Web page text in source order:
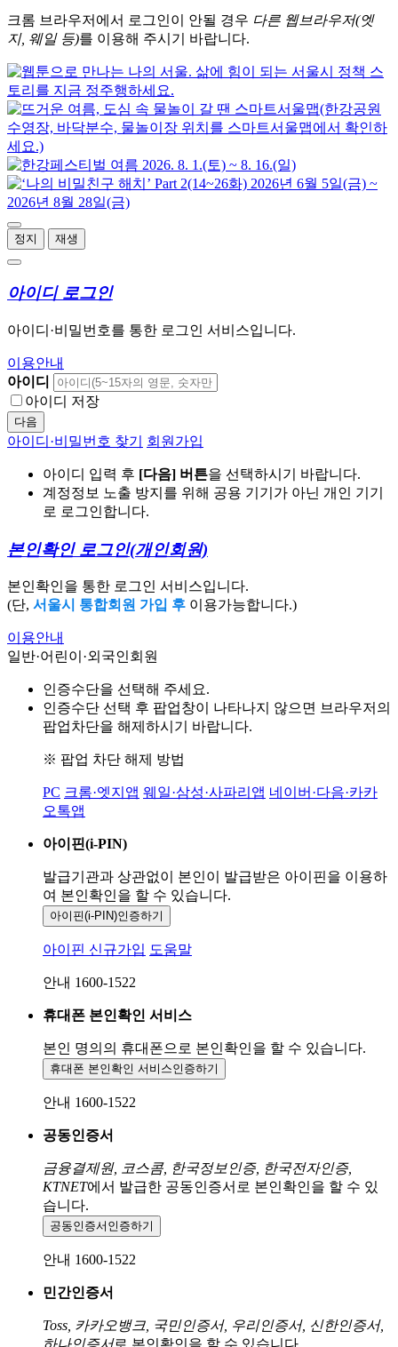
크롬 브라우저에서 로그인이 안될 경우 다른 웹브라우저(엣
지, 웨일 등)를 이용해 주시기 바랍니다.
정지 재생
아이디 로그인
아이디·비밀번호를 통한 로그인 서비스입니다.
이용안내
아이디
아이디 저장
다음
아이디·비밀번호 찾기 회원가입
아이디 입력 후 [다음] 버튼을 선택하시기 바랍니다.
계정정보 노출 방지를 위해 공용 기기가 아닌 개인 기기
로 로그인합니다.
본인확인 로그인(개인회원)
본인확인을 통한 로그인 서비스입니다.
(단, 서울시 통합회원 가입 후 이용가능합니다.)
이용안내
일반·어린이·외국인회원
인증수단을 선택해 주세요.
인증수단 선택 후 팝업창이 나타나지 않으면 브라우저의
팝업차단을 해제하시기 바랍니다.
※ 팝업 차단 해제 방법
PC 크롬·엣지앱 웨일·삼성·사파리앱 네이버·다음·카카
오톡앱
아이핀(i-PIN)
발급기관과 상관없이 본인이 발급받은 아이핀을 이용하
여 본인확인을 할 수 있습니다.
아이핀(i-PIN)인증하기
아이핀 신규가입 도움말
안내 1600-1522
휴대폰 본인확인 서비스
본인 명의의 휴대폰으로 본인확인을 할 수 있습니다.
휴대폰 본인확인 서비스인증하기
안내 1600-1522
공동인증서
금융결제원, 코스콤, 한국정보인증, 한국전자인증,
KTNET에서 발급한 공동인증서로 본인확인을 할 수 있
습니다.
공동인증서 인증하기
안내 1600-1522
민간인증서
Toss, 카카오뱅크, 국민인증서, 우리인증서, 신한인증서,